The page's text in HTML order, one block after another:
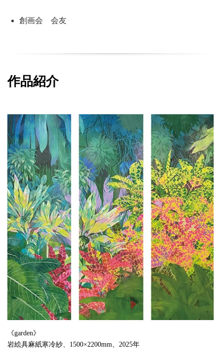
創画会 会友
作品紹介
《garden》
岩絵具麻紙寒冷紗、1500×2200mm、2025年